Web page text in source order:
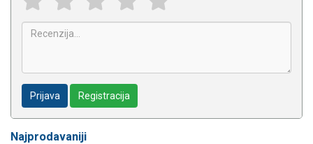
Prijava Registracija
Najprodavaniji